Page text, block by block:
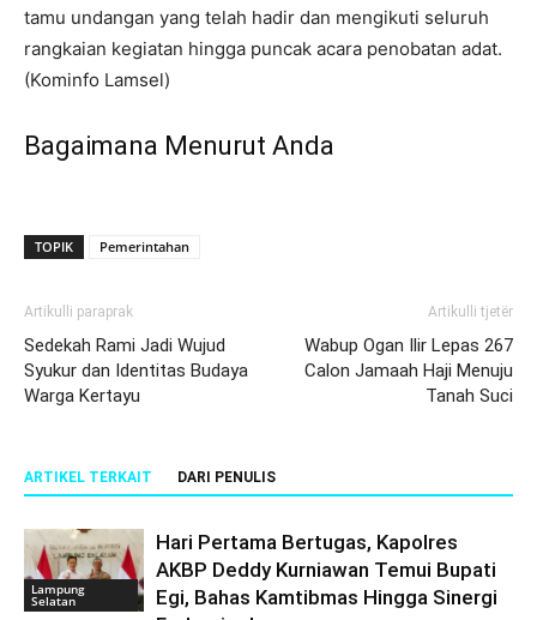
tamu undangan yang telah hadir dan mengikuti seluruh
rangkaian kegiatan hingga puncak acara penobatan adat.
(Kominfo Lamsel)
Bagaimana Menurut Anda
TOPIK Pemerintahan
Artikulli paraprak
Sedekah Rami Jadi Wujud
Syukur dan Identitas Budaya
Warga Kertayu
Artikulli tjetër
Wabup Ogan Ilir Lepas 267
Calon Jamaah Haji Menuju
Tanah Suci
ARTIKEL TERKAIT DARI PENULIS
Lampung
Selatan
Hari Pertama Bertugas, Kapolres
AKBP Deddy Kurniawan Temui Bupati
Egi, Bahas Kamtibmas Hingga Sinergi